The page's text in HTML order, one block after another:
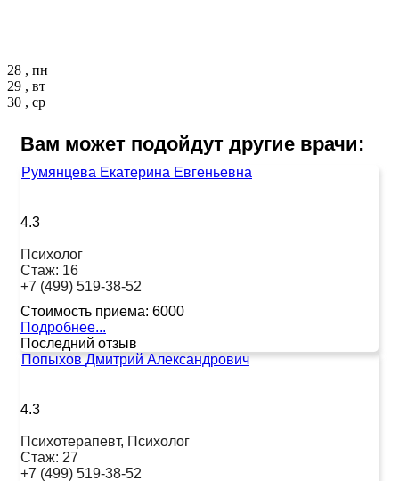
28 , пн
29 , вт
30 , ср
Вам может подойдут другие врачи:
Румянцева Екатерина Евгеньевна
4.3
Психолог
Стаж: 16
+7 (499) 519-38-52
Стоимость приема: 6000
Подробнее...
Последний отзыв
Попыхов Дмитрий Александрович
4.3
Психотерапевт, Психолог
Стаж: 27
+7 (499) 519-38-52